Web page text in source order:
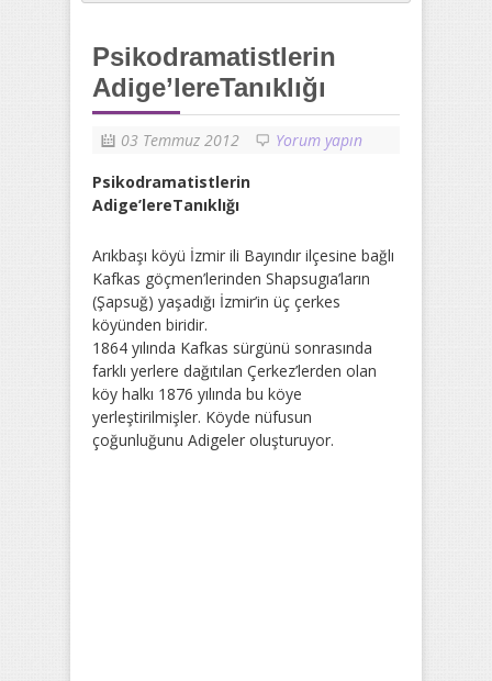
Psikodramatistlerin
Adige’lereTanıklığı
03 Temmuz 2012
Yorum yapın
Psikodramatistlerin
Adige’lereTanıklığı
Arıkbaşı köyü İzmir ili Bayındır ilçesine bağlı
Kafkas göçmen’lerinden Shapsugıa’ların
(Şapsuğ) yaşadığı İzmir’in üç çerkes
köyünden biridir.
1864 yılında Kafkas sürgünü sonrasında
farklı yerlere dağıtılan Çerkez’lerden olan
köy halkı 1876 yılında bu köye
yerleştirilmişler. Köyde nüfusun
çoğunluğunu Adigeler oluşturuyor.